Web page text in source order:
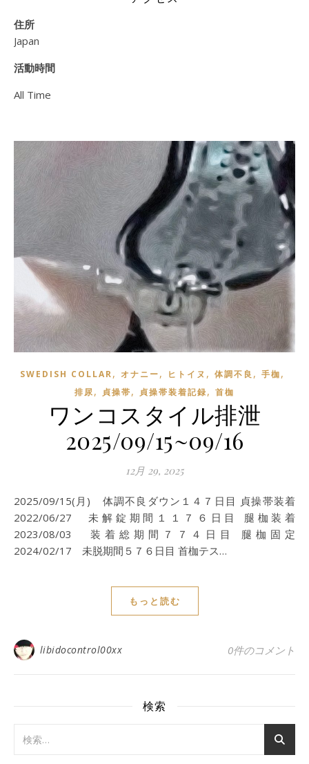
住所
Japan
活動時間
All Time
SWEDISH COLLAR, オナニー, ヒトイヌ , 体調不良 , 手枷,
排尿, 貞操帯, 貞操帯装着記録, 首枷
ワンコスタイル排泄
2025/09/15~09/16
12月 29, 2025
2025/09/15(月) 体調不良ダウン１４７日目 貞操帯装着
2022/06/27 未解錠期間１１７６日目 腿枷装着
2023/08/03 装着総期間７７４日目 腿枷固定
2024/02/17 未脱期間５７６日目 首枷テス…
もっと読む
libidocontrol00xx 0件のコメント
検索